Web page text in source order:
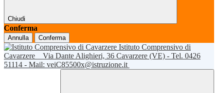
Chiudi
Conferma
Annulla Conferma
Istituto Comprensivo di
Cavarzere
Via Dante Alighieri, 36 Cavarzere (VE) - Tel. 0426
51114 - Mail: veiC85500x@istruzione.it